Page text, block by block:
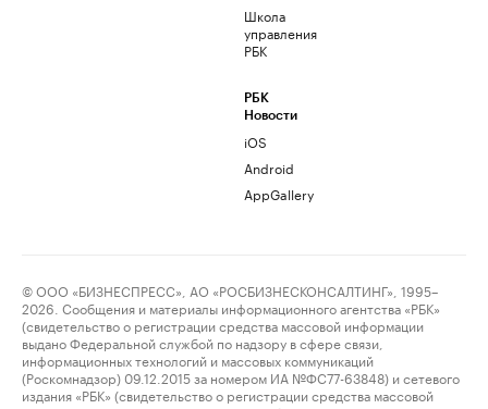
Школа
управления
РБК
РБК
Новости
iOS
Android
AppGallery
© ООО «БИЗНЕСПРЕСС», АО «РОСБИЗНЕСКОНСАЛТИНГ», 1995–
2026. Сообщения и материалы информационного агентства «РБК»
(свидетельство о регистрации средства массовой информации
выдано Федеральной службой по надзору в сфере связи,
информационных технологий и массовых коммуникаций
(Роскомнадзор) 09.12.2015 за номером ИА №ФС77-63848) и сетевого
издания «РБК» (свидетельство о регистрации средства массовой